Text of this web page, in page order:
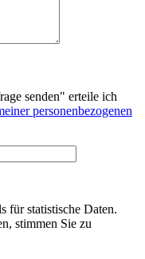
senden" erteile ich
personenbezogenen
für statistische Daten.
stimmen Sie zu